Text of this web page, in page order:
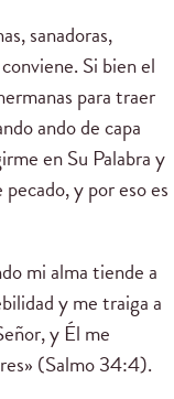
sanadoras,
Si bien el
para traer
ando de capa
en Su Palabra y
y por eso es
mi alma tiende a
y me traiga a
y Él me
(Salmo 34:4).